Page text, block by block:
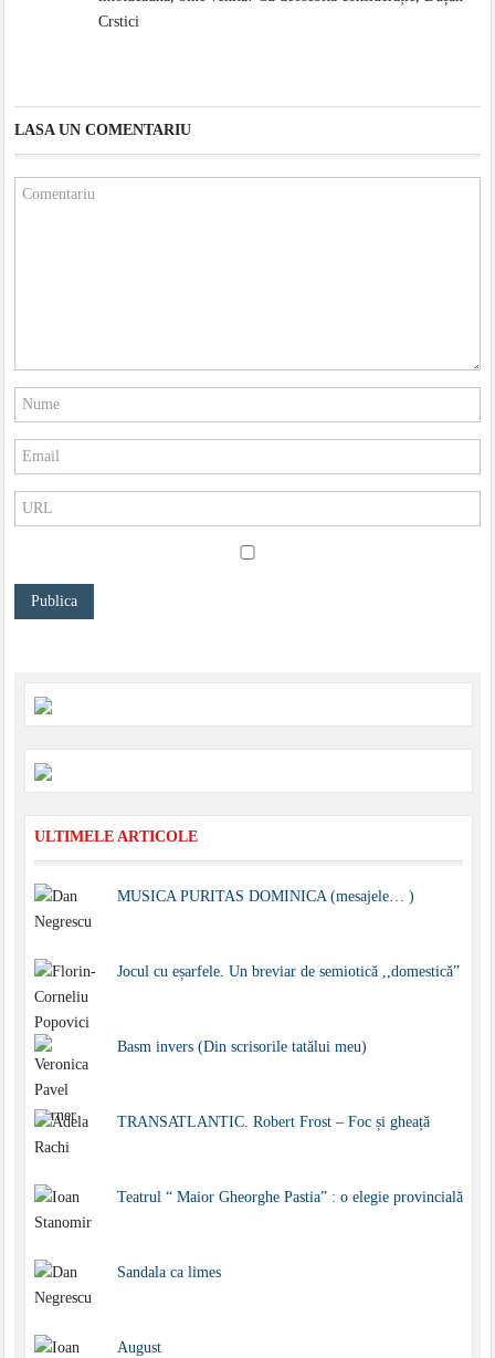
Crstici
LASA UN COMENTARIU
ULTIMELE ARTICOLE
MUSICA PURITAS DOMINICA (mesajele… )
Jocul cu eșarfele. Un breviar de semiotică ,,domestică”
Basm invers (Din scrisorile tatălui meu)
TRANSATLANTIC. Robert Frost – Foc și gheață
Teatrul “ Maior Gheorghe Pastia” : o elegie provincială
Sandala ca limes
August